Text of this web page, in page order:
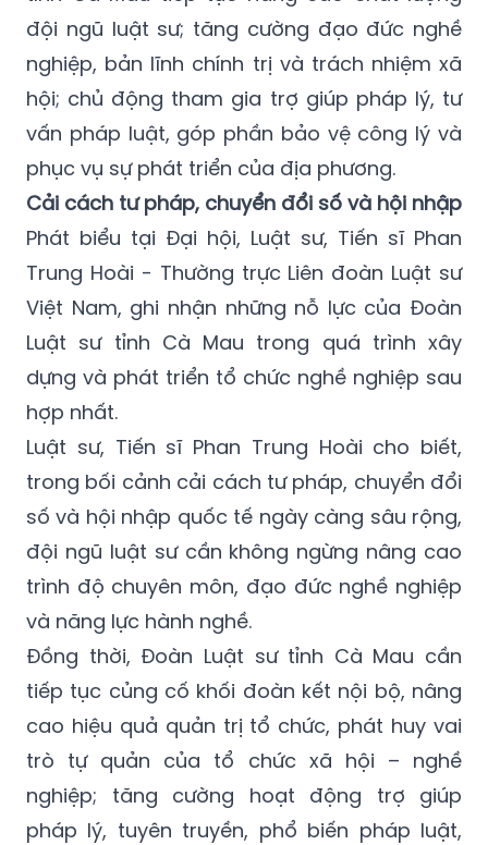
đội ngũ luật sư; tăng cường đạo đức nghề
nghiệp, bản lĩnh chính trị và trách nhiệm xã
hội; chủ động tham gia trợ giúp pháp lý, tư
vấn pháp luật, góp phần bảo vệ công lý và
phục vụ sự phát triển của địa phương.
Cải cách tư pháp, chuyển đổi số và hội nhập
Phát biểu tại Đại hội, Luật sư, Tiến sĩ Phan
Trung Hoài - Thường trực Liên đoàn Luật sư
Việt Nam, ghi nhận những nỗ lực của Đoàn
Luật sư tỉnh Cà Mau trong quá trình xây
dựng và phát triển tổ chức nghề nghiệp sau
hợp nhất.
Luật sư, Tiến sĩ Phan Trung Hoài cho biết,
trong bối cảnh cải cách tư pháp, chuyển đổi
số và hội nhập quốc tế ngày càng sâu rộng,
đội ngũ luật sư cần không ngừng nâng cao
trình độ chuyên môn, đạo đức nghề nghiệp
và năng lực hành nghề.
Đồng thời, Đoàn Luật sư tỉnh Cà Mau cần
tiếp tục củng cố khối đoàn kết nội bộ, nâng
cao hiệu quả quản trị tổ chức, phát huy vai
trò tự quản của tổ chức xã hội – nghề
nghiệp; tăng cường hoạt động trợ giúp
pháp lý, tuyên truyền, phổ biến pháp luật,